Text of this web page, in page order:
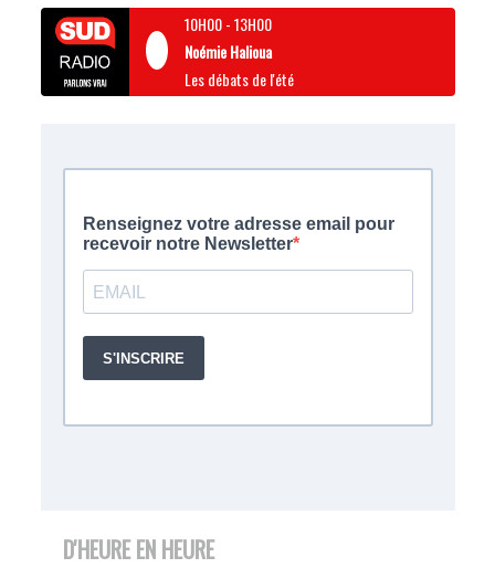
10H00-13H00
Noémie Halioua
Les débats de l'été
D'HEURE EN HEURE